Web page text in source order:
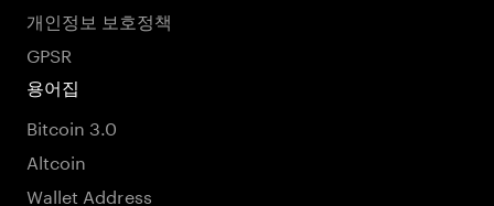
개인정보 보호정책
GPSR
용어집
Bitcoin 3.0
Altcoin
Wallet Address